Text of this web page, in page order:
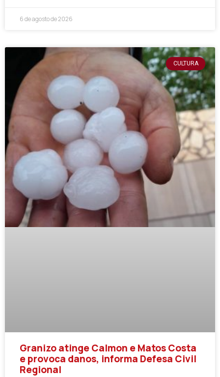
6 de agosto de 2026
CULTURA
Granizo atinge Calmon e Matos Costa
e provoca danos, informa Defesa Civil
Regional